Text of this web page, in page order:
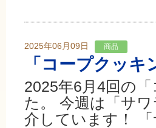
2025年06月09日 商品
「コープクッ
2025年6月4回の
た。 今週は「サ
介しています！